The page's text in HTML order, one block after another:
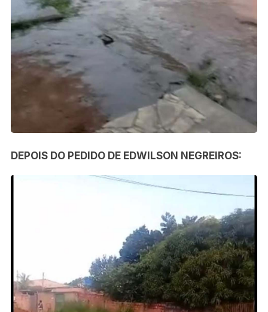
DEPOIS DO PEDIDO DE EDWILSON NEGREIROS: